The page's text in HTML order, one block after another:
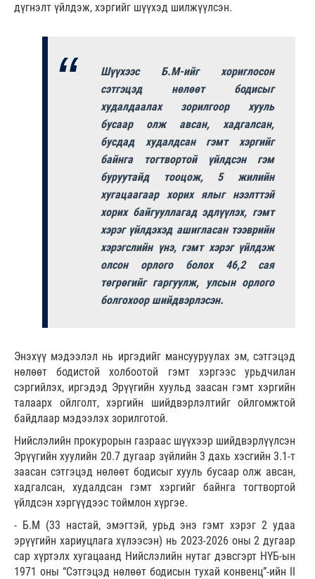
дүгнэлт үйлдэж, хэргийг шүүхэд шилжүүлсэн.
Шүүхээс Б.М-ийг хориглосон
сэтгэцэд нөлөөт бодисыг
худалдаалах зорилгоор хууль
бусаар олж авсан, хадгалсан,
бусдад худалдсан гэмт хэргийг
байнга тогтвортой үйлдсэн гэм
буруутайд тооцож, 5 жилийн
хугацаагаар хорих ялыг нээлттэй
хорих байгууллагад эдлүүлэх, гэмт
хэрэг үйлдэхэд ашигласан тээврийн
хэрэгслийн үнэ, гэмт хэрэг үйлдэж
олсон орлого болох 46,2 сая
төгрөгийг гаргуулж, улсын орлого
болгохоор шийдвэрлэсэн.
Энэхүү мэдээлэл нь иргэдийг мансууруулах эм, сэтгэцэд
нөлөөт бодистой холбоотой гэмт хэргээс урьдчилан
сэргийлэх, иргэдэд Эрүүгийн хуульд заасан гэмт хэргийн
талаарх ойлголт, хэргийн шийдвэрлэлтийг ойлгомжтой
байдлаар мэдээлэх зорилготой.
Нийслэлийн прокурорын газраас шүүхээр шийдвэрлүүлсэн
Эрүүгийн хуулийн 20.7 дугаар зүйлийн 3 дахь хэсгийн 3.1-т
заасан сэтгэцэд нөлөөт бодисыг хууль бусаар олж авсан,
хадгалсан, худалдсан гэмт хэргийг байнга тогтвортой
үйлдсэн хэргүүдээс тоймлон хүргэе.
- Б.М (33 настай, эмэгтэй, урьд энэ гэмт хэрэг 2 удаа
эрүүгийн хариуцлага хүлээсэн) нь 2023-2026 оны 2 дугаар
сар хүртэлх хугацаанд Нийслэлийн нутаг дэвсгэрт НҮБ-ын
1971 оны “Сэтгэцэд нөлөөт бодисын тухай конвенц”-ийн II